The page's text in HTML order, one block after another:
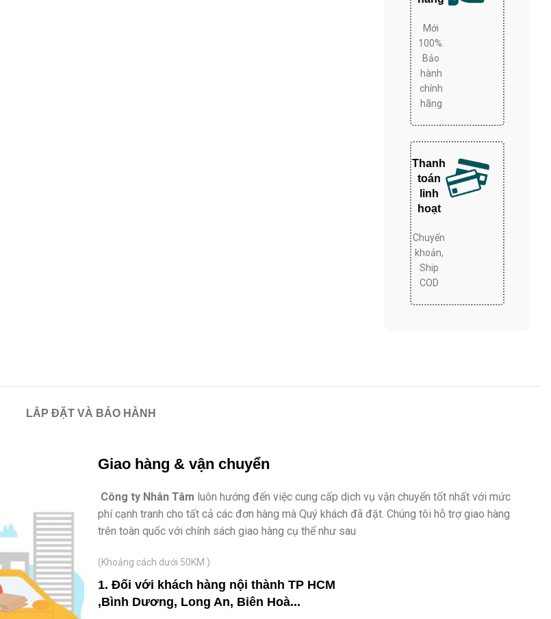
chiếu sáng dọc bên hông tủ. – Sử dụng công nghệ đèn
led tiết kiệm điện. – Sử dụng gas R600a thân thiện với
Mới
100%.
Bảo
hành
chính
hãng
Thanh
toán
linh
hoạt
Chuyển
khoản,
Ship
COD
LẮP ĐẶT VÀ BẢO HÀNH
Giao hàng & vận chuyển
Công ty Nhân Tâm luôn hướng đến việc cung cấp dịch vụ vận chuyển tốt nhất với mức
phí cạnh tranh cho tất cả các đơn hàng mà Quý khách đã đặt. Chúng tôi hỗ trợ giao hàng
trên toàn quốc với chính sách giao hàng cụ thể như sau
(Khoảng cách dưới 50KM )
1. Đối với khách hàng nội thành TP HCM
,Bình Dương, Long An, Biên Hoà...